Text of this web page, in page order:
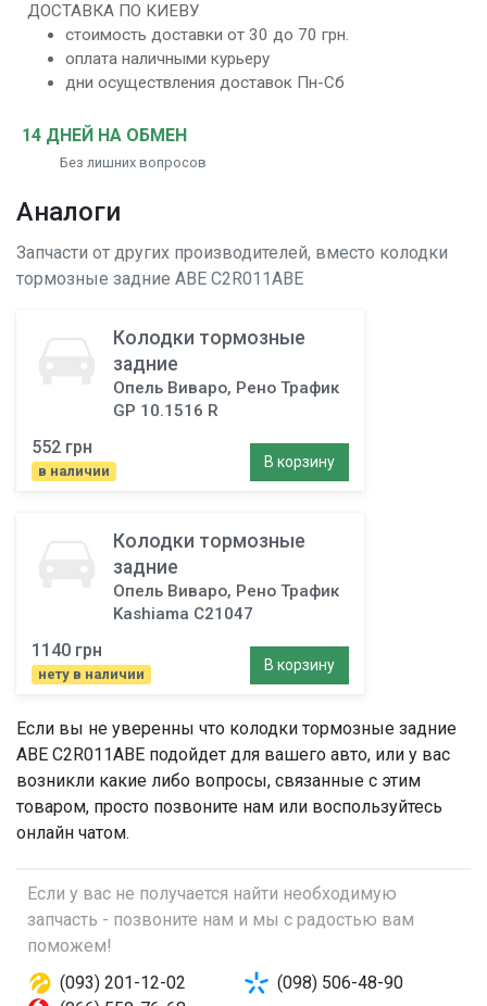
ДОСТАВКА ПО КИЕВУ
стоимость доставки от 30 до 70 грн.
оплата наличными курьеру
дни осуществления доставок Пн-Сб
14 ДНЕЙ НА ОБМЕН
Без лишних вопросов
Аналоги
Запчасти от других производителей, вместо колодки
тормозные задние ABE C2R011ABE
Колодки тормозные
задние
Опель Виваро, Рено Трафик
GP 10.1516 R
552 грн
в наличии
В корзину
Колодки тормозные
задние
Опель Виваро, Рено Трафик
Kashiama C21047
1140 грн
нету в наличии
В корзину
Если вы не уверенны что колодки тормозные задние
ABE C2R011ABE подойдет для вашего авто, или у вас
возникли какие либо вопросы, связанные с этим
товаром, просто позвоните нам или воспользуйтесь
онлайн чатом.
Если у вас не получается найти необходимую
запчасть - позвоните нам и мы с радостью вам
поможем!
(093) 201-12-02
(098) 506-48-90